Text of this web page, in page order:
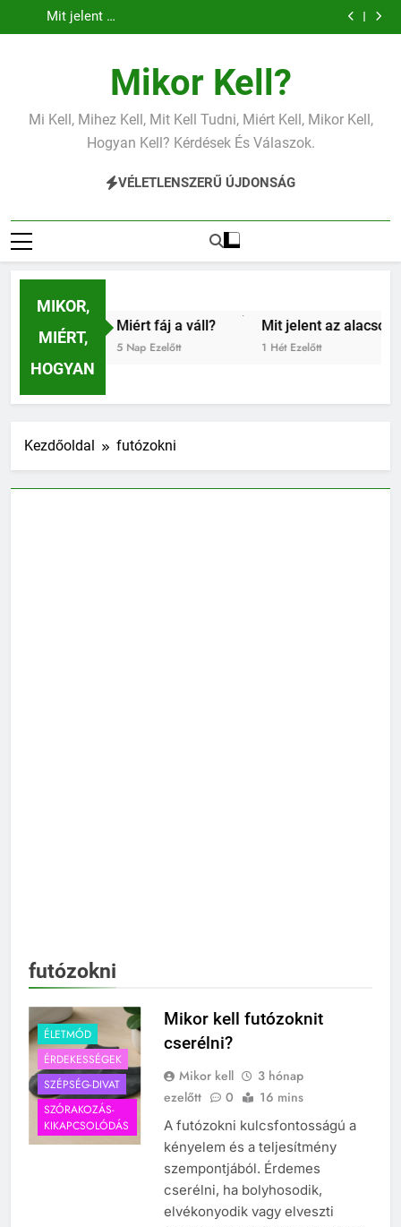
a
vérnyomás?
alacsony vas?
Mit jelent az
alacsony
Mikor Kell?
Mi Kell, Mihez Kell, Mit Kell Tudni, Miért Kell, Mikor Kell,
Hogyan Kell? Kérdések És Válaszok.
VÉLETLENSZERŰ ÚJDONSÁG
MIKOR,
MIÉRT,
HOGYAN
Miért fáj a váll?
5 Nap Ezelőtt
Mit jelent az alacsony
Kezdőoldal futózokni
futózokni
ÉLETMÓD
ÉRDEKESSÉGEK
SZÉPSÉG-DIVAT
SZÓRAKOZÁS-
KIKAPCSOLÓDÁS
Mikor kell futózoknit
cserélni?
Mikor kell
3 hónap
ezelőtt
0 16 mins
A futózokni kulcsfontosságú a
kényelem és a teljesítmény
szempontjából. Érdemes
cserélni, ha bolyhosodik,
elvékonyodik vagy elveszti